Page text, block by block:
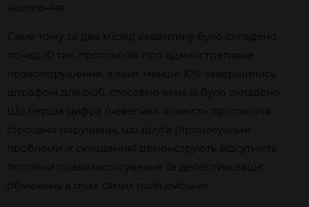
населення.
Саме тому за два місяці карантину було складено
понад 10 тис. протоколів про адміністративне
правопорушення, з яких менше 10% завершились
штрафом для осіб, стосовно яких їх було складено.
Що перша цифра (невелика кількість протоколів
стосовно порушень), що друга (процесуальні
проблеми їх складання) демонструють відсутність
політики правозастосування та делегітимізацію
обмежень в очах самих поліцейських.